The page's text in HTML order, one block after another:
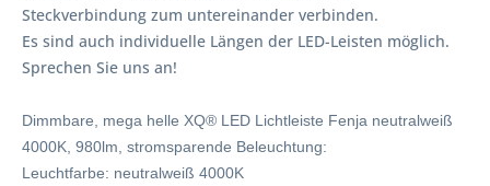
Steckverbindung zum untereinander verbinden.
Es sind auch individuelle Längen der LED-Leisten möglich.
Sprechen Sie uns an!
Dimmbare, mega helle XQ® LED Lichtleiste Fenja neutralweiß
4000K, 980lm, stromsparende Beleuchtung:
Leuchtfarbe: neutralweiß 4000K